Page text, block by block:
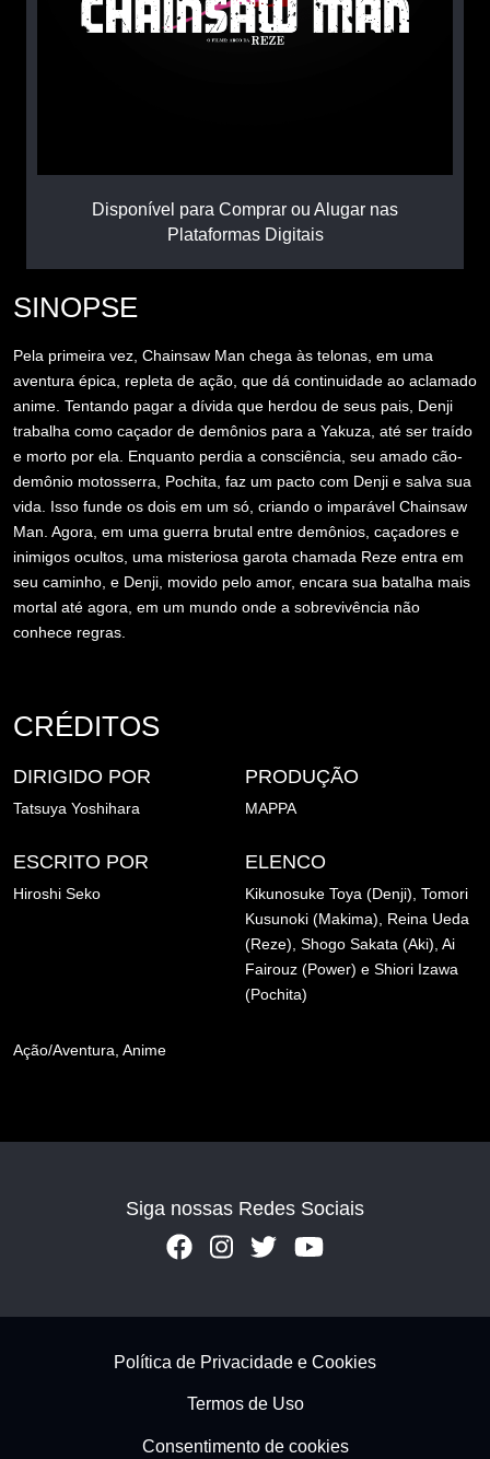
Disponível para Comprar ou Alugar nas
Plataformas Digitais
SINOPSE
Pela primeira vez, Chainsaw Man chega às telonas, em uma
aventura épica, repleta de ação, que dá continuidade ao aclamado
anime. Tentando pagar a dívida que herdou de seus pais, Denji
trabalha como caçador de demônios para a Yakuza, até ser traído
e morto por ela. Enquanto perdia a consciência, seu amado cão-
demônio motosserra, Pochita, faz um pacto com Denji e salva sua
vida. Isso funde os dois em um só, criando o imparável Chainsaw
Man. Agora, em uma guerra brutal entre demônios, caçadores e
inimigos ocultos, uma misteriosa garota chamada Reze entra em
seu caminho, e Denji, movido pelo amor, encara sua batalha mais
mortal até agora, em um mundo onde a sobrevivência não
conhece regras.
CRÉDITOS
DIRIGIDO POR
Tatsuya Yoshihara
PRODUÇÃO
MAPPA
ESCRITO POR
Hiroshi Seko
ELENCO
Kikunosuke Toya (Denji), Tomori
Kusunoki (Makima),
Reina Ueda
(Reze), Shogo Sakata (Aki), Ai
Fairouz (Power) e Shiori Izawa
(Pochita)
Ação/Aventura, Anime
Siga nossas Redes Sociais
Footer - Subfooter
Política de Privacidade e Cookies
Termos de Uso
Consentimento de cookies